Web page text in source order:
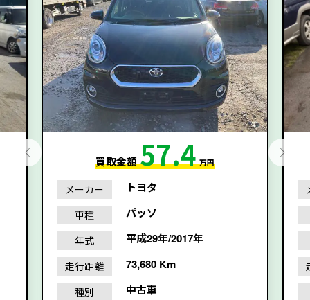
買取金額57.4 万円
メーカー トヨタ
車種 パッソ
年式 平成29年/2017年
走行距離 73,680 Km
種別 中古車